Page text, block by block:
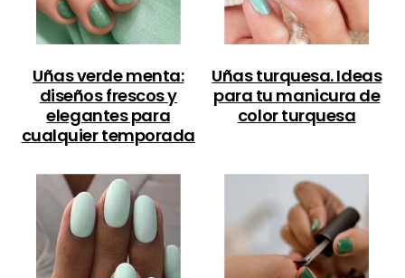
Uñas verde menta:
diseños frescos y
elegantes para
cualquier temporada
Uñas turquesa. Ideas
para tu manicura de
color turquesa